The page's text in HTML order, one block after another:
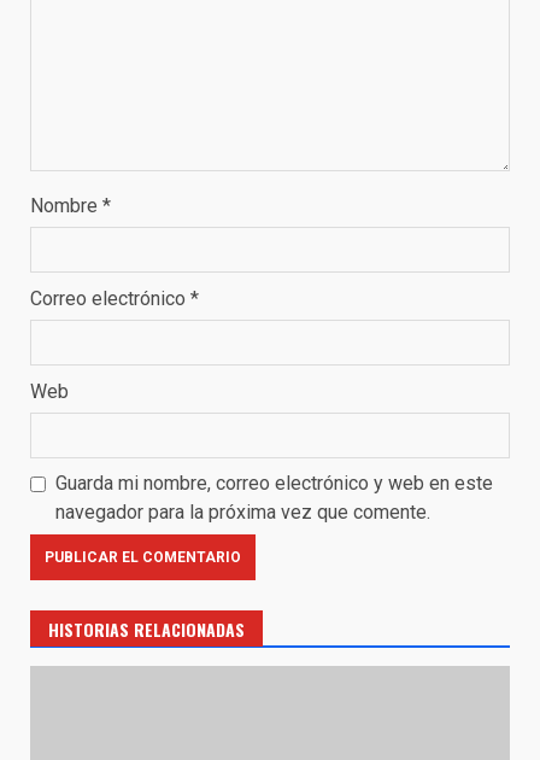
Nombre *
Correo electrónico *
Web
Guarda mi nombre, correo electrónico y web en este
navegador para la próxima vez que comente.
HISTORIAS RELACIONADAS